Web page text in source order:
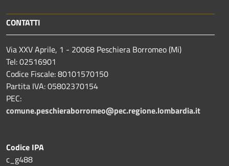
CONTATTI
Via XXV Aprile, 1 - 20068 Peschiera Borromeo (Mi)
Tel: 02516901
Codice Fiscale: 80101570150
Partita IVA: 05802370154
PEC:
comune.peschieraborromeo@pec.regione.lombardia.it
Codice IPA
c_g488